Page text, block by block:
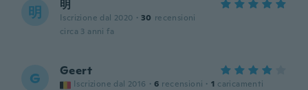
明 明
Iscrizione dal 2020 · 30 recensioni
circa 3 anni fa
G Geert
Iscrizione dal 2016 · 6 recensioni · 1 caricamenti